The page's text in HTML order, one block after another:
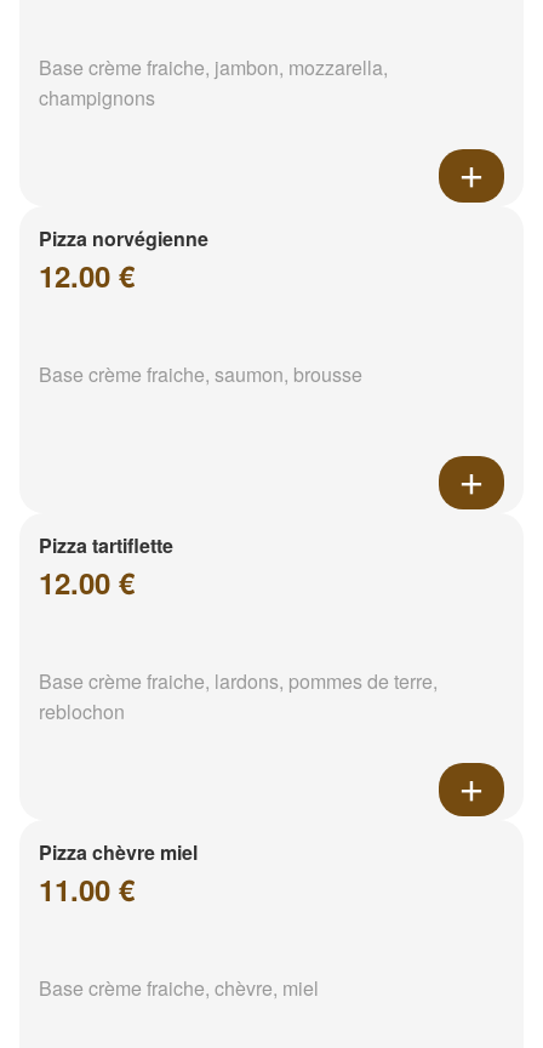
Base crème fraiche, jambon, mozzarella,
champignons
Pizza norvégienne
12.00 €
Base crème fraiche, saumon, brousse
Pizza tartiflette
12.00 €
Base crème fraiche, lardons, pommes de terre,
reblochon
Pizza chèvre miel
11.00 €
Base crème fraiche, chèvre, miel